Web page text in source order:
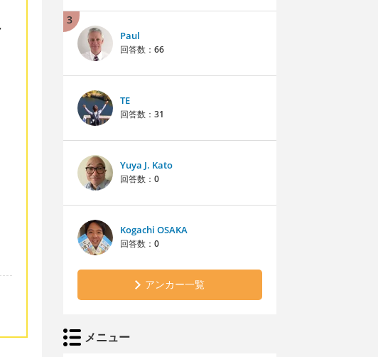
3
Paul
回答数： 66
TE
回答数： 31
Yuya J. Kato
回答数： 0
Kogachi OSAKA
回答数： 0
アンカー一覧
メニュー